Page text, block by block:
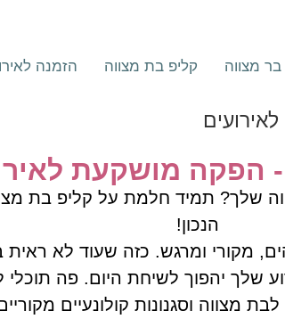
בר מצווה קליפ בת מצווה
הזמנה
- הפקה מושקעת
שלך? תמיד חלמת על קליפ בת
הנכון!
מקורי ומרגש. כזה שעוד לא
שלך יהפוך לשיחת היום. פה תוכלי
מצווה וסגנונות קולונעיים